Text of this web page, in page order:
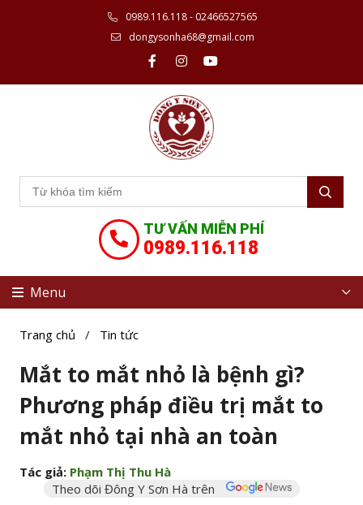
0989.116.118 - 02466527565
dongysonha68@gmail.com
TƯ VẤN MIỄN PHÍ
0989.116.118
Menu
Trang chủ / Tin tức
Mắt to mắt nhỏ là bệnh gì?
Phương pháp điều trị mắt to
mắt nhỏ tại nhà an toàn
Tác giả: Phạm Thị Thu Hà
Theo dõi Đông Y Sơn Hà trên